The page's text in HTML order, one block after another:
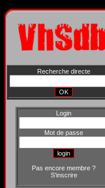
Recherche directe
Login
Mot de passe
Pas encore membre ?
S'inscrire